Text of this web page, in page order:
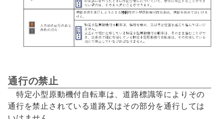
通行の禁止
特定小型原動機付自転車は、道路標識等によりその
通行を禁止されている道路又はその部分を通行しては